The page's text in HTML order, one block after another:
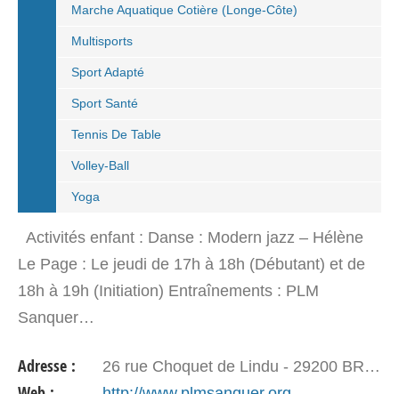
Marche Aquatique Cotière (Longe-Côte)
Multisports
Sport Adapté
Sport Santé
Tennis De Table
Volley-Ball
Yoga
Activités enfant : Danse : Modern jazz – Hélène
Le Page : Le jeudi de 17h à 18h (Débutant) et de
18h à 19h (Initiation) Entraînements : PLM
Sanquer…
Adresse : 26 rue Choquet de Lindu - 29200 BREST